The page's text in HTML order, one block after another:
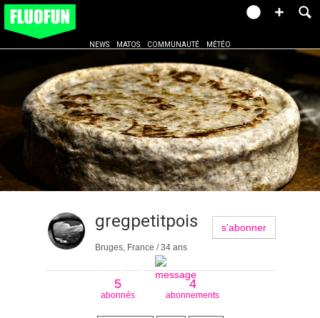
NEWS MATOS COMMUNAUTÉ MÉTÉO
gregpetitpois s'abonner
Bruges, France / 34 ans
5
abonnés
4
abonnements